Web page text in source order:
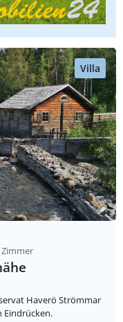
Villa
Zimmer
Haverö Strömmar
Eindrücken.